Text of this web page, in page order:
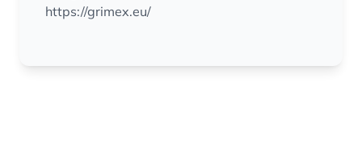
https://grimex.eu/